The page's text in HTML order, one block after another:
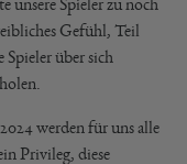
unsere Spieler zu noch
Gefühl, Teil
Spieler über sich
werden für uns alle
Privileg, diese